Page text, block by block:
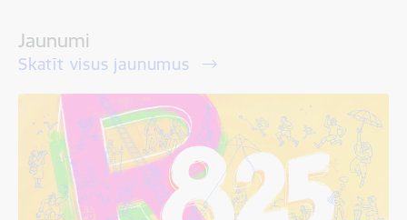
Jaunumi
Skatīt visus jaunumus